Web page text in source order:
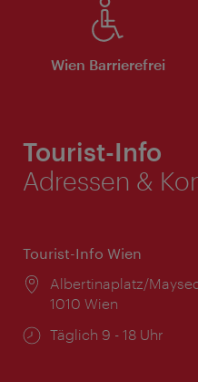
Wien Barrierefrei
Tourist-Info
Adressen &
Tourist-Info Wien
Ort:
Albertinaplatz/
1010 Wien
Öffnungszeiten:
Täglich 9 - 18 Uhr